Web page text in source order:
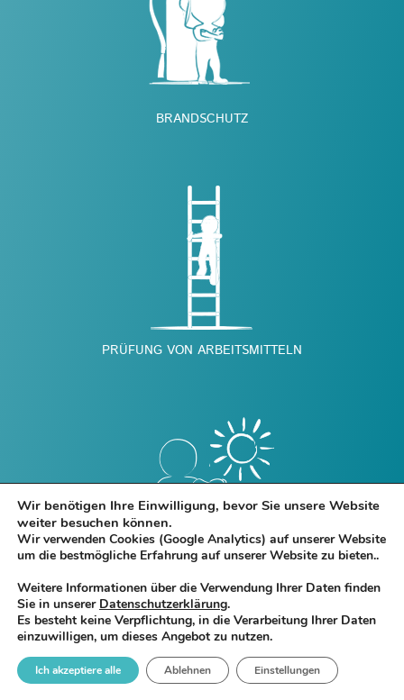
BRANDSCHUTZ
PRÜFUNG VON ARBEITSMITTELN
ARBEITS- UND ORGANISATIONSPSYCHOLOGIE
Wir benötigen Ihre Einwilligung, bevor Sie unsere Website
weiter besuchen können.
Wir verwenden Cookies (Google Analytics) auf unserer Website
um die bestmögliche Erfahrung auf unserer Website zu bieten..
Weitere Informationen über die Verwendung Ihrer Daten finden
Sie in unserer Datenschutzerklärung.
Es besteht keine Verpflichtung, in die Verarbeitung Ihrer Daten
einzuwilligen, um dieses Angebot zu nutzen.
Ich akzeptiere alle Ablehnen Einstellungen